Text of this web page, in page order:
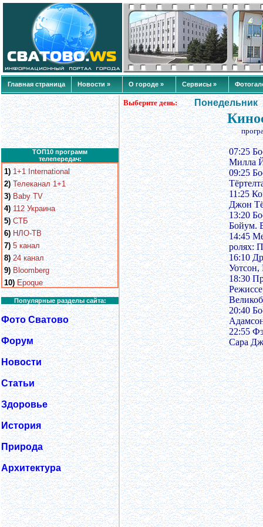
Главная страница Новости » О городе » Сервисы »
ТОП10 программ
телепередач:
1) 1+1 International
2) Телеканал 1+1
3) Baby TV
4) 112 Украина
5) СТБ
6) НЛО-ТВ
7) 5 канал
8) 24 канал
9) Bloomberg
10) Epoque
Популярные разделы сайта:
Фото Сватово
Форум
Новости
Статьи
Здоровье
История
Природа
Архитектура
Выберите день: Понедельник
07:25
Милла
09:25
11:25
Джон
13:20
Бойум.
14:45
ролях:
16:10
18:30
20:40
22:55
Сара